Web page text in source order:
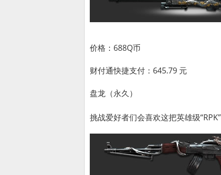
价格：688Q币
财付通快捷支付：645.79 元
盘龙（永久）
挑战爱好者们会喜欢这把英雄级